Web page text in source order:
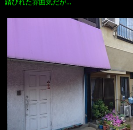
錆びれた雰囲気だが…